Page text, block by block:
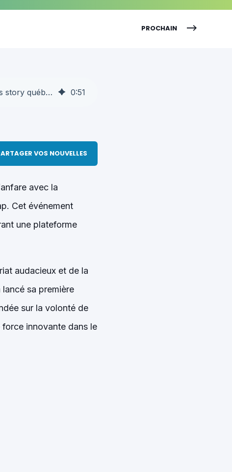
PROCHAIN
Workleap : Simon De Baene raconte le nouveau chapitre d’une success story québécoise - AQT 0:51
VOS NOUVELLES
avec la
Cet événement
une plateforme
audacieux et de la
sa première
sur la volonté de
innovante dans le